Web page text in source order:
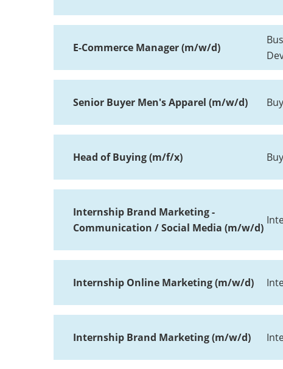
E-Commerce Manager (m/w/d)
Senior Buyer Men's Apparel (m/w/d)
Head of Buying (m/f/x)
Internship Brand Marketing -
Communication / Social Media (m/w/d)
Internship Online Marketing (m/w/d)
Internship Brand Marketing (m/w/d)